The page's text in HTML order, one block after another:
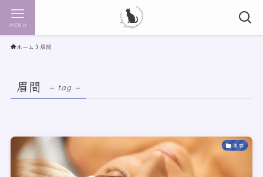
MENU
ホーム 眉間
眉間 – tag –
美容